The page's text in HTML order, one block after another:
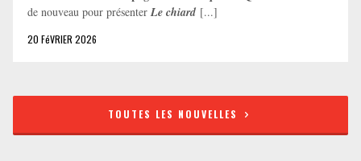
de nouveau pour présenter Le chiard [...]
20 FéVRIER 2026
TOUTES LES NOUVELLES